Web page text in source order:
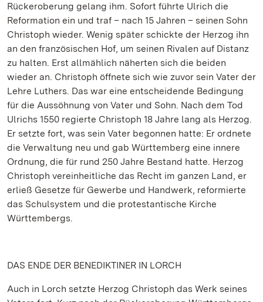
Rückeroberung gelang ihm. Sofort führte Ulrich die
Reformation ein und traf – nach 15 Jahren – seinen Sohn
Christoph wieder. Wenig später schickte der Herzog ihn
an den französischen Hof, um seinen Rivalen auf Distanz
zu halten. Erst allmählich näherten sich die beiden
wieder an. Christoph öffnete sich wie zuvor sein Vater der
Lehre Luthers. Das war eine entscheidende Bedingung
für die Aussöhnung von Vater und Sohn. Nach dem Tod
Ulrichs 1550 regierte Christoph 18 Jahre lang als Herzog.
Er setzte fort, was sein Vater begonnen hatte: Er ordnete
die Verwaltung neu und gab Württemberg eine innere
Ordnung, die für rund 250 Jahre Bestand hatte. Herzog
Christoph vereinheitliche das Recht im ganzen Land, er
erließ Gesetze für Gewerbe und Handwerk, reformierte
das Schulsystem und die protestantische Kirche
Württembergs.
DAS ENDE DER BENEDIKTINER IN LORCH
Auch in Lorch setzte Herzog Christoph das Werk seines